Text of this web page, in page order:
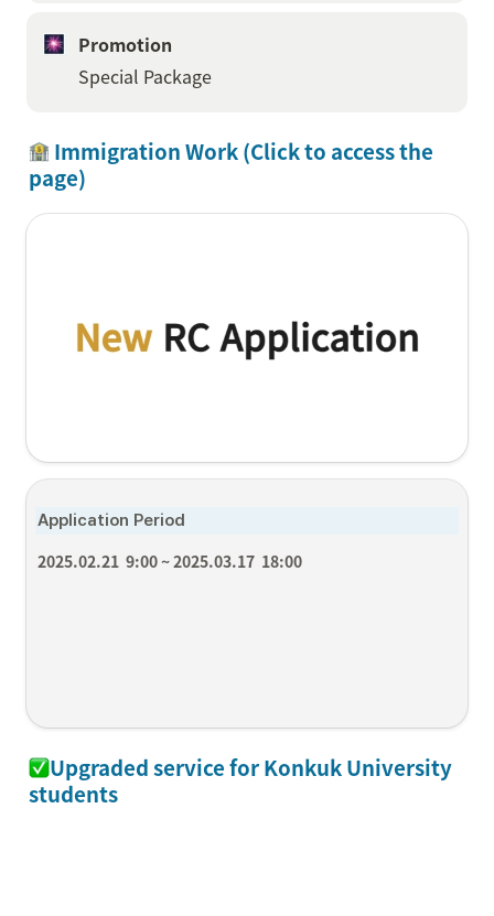
Promotion
Special Package
Immigration Work (Click to access the
page)
Application Period
2025.02.21  9:00 ~ 2025.03.17  18:00
Upgraded service for Konkuk University
students